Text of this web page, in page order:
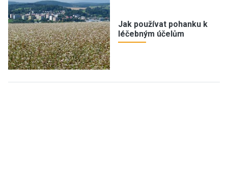
Jak používat pohanku k
léčebným účelům